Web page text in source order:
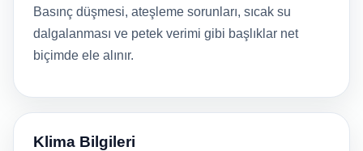
Basınç düşmesi, ateşleme sorunları, sıcak su
dalgalanması ve petek verimi gibi başlıklar net
biçimde ele alınır.
Klima Bilgileri